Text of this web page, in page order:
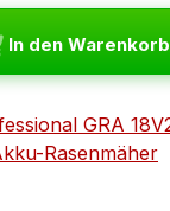
In den Warenkorb